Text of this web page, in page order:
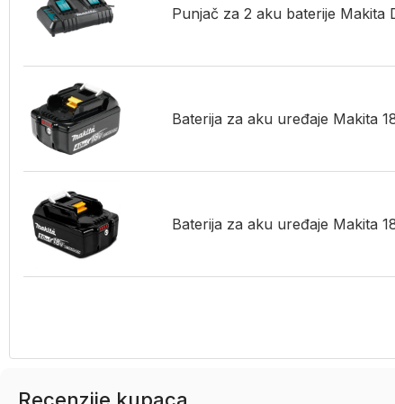
Punjač za 2 aku baterije Makita
Baterija za aku uređaje Makita
Baterija za aku uređaje Makita